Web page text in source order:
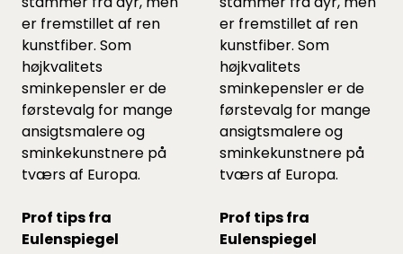
er fremstillet af ren
kunstfiber. Som
højkvalitets
sminkepensler er de
førstevalg for mange
ansigtsmalere og
sminkekunstnere på
tværs af Europa.
Prof tips fra
Eulenspiegel
er fremstillet af ren
kunstfiber. Som
højkvalitets
sminkepensler er de
førstevalg for mange
ansigtsmalere og
sminkekunstnere på
tværs af Europa.
Prof tips fra
Eulenspiegel